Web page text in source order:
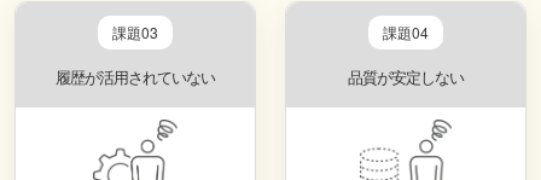
課題03
履歴が活用されていない
課題04
品質が安定しない